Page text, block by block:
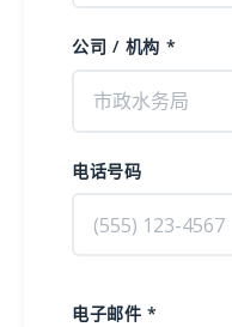
公司 / 机构 *
电话号码
电子邮件 *